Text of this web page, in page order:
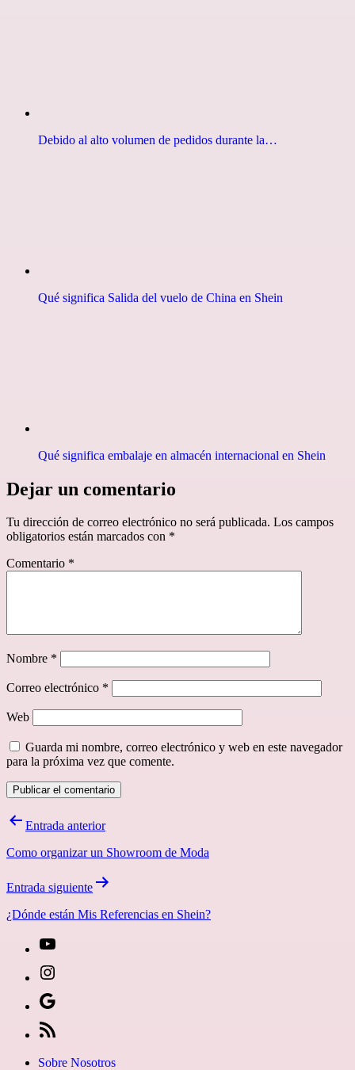
Debido al alto volumen de pedidos durante la…
Qué significa Salida del vuelo de China en Shein
Qué significa embalaje en almacén internacional en Shein
Dejar un comentario
Tu dirección de correo electrónico no será publicada. Los campos
obligatorios están marcados con *
Comentario *
Nombre *
Correo electrónico *
Web
Guarda mi nombre, correo electrónico y web en este navegador
para la próxima vez que comente.
Navegación
entradas
Entrada anterior
Como organizar un Showroom de Moda
Entrada siguiente
¿Dónde están Mis Referencias en Shein?
instagram»]
fa-
Google
icon
Sobre Nosotros